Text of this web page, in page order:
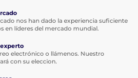
tienen únicamente
en las categorías
nos han dado la experiencia suficiente
en líderes del mercado mundial.
electrónico o llámenos. Nuestro
con su eleccion.